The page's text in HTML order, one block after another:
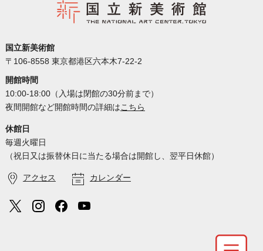
国立新美術館
〒106-8558 東京都港区六本木7-22-2
開館時間
10:00-18:00（入場は閉館の30分前まで）
夜間開館など開館時間の詳細はこちら
休館日
毎週火曜日
（祝日又は振替休日に当たる場合は開館し、翌平日休館）
アクセス カレンダー